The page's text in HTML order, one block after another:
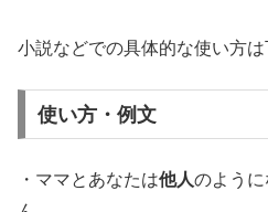
小説などでの具体的な使い方は
使い方・例文
・ママとあなたは他人のよう